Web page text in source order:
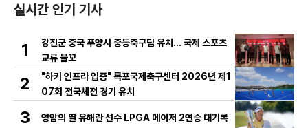
실시간 인기 기사
1
강진군 중국 푸양시 중등축구팀 유치… 국제 스포츠
교류 물꼬
2
"하키 인프라 입증" 목포국제축구센터 2026년 제1
07회 전국체전 경기 유치
3 영암의 딸 유해란 선수 LPGA 메이저 2연승 대기록